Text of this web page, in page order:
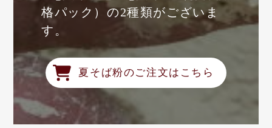
格パック）の2種類がございま
す。
夏そば粉のご注文はこちら